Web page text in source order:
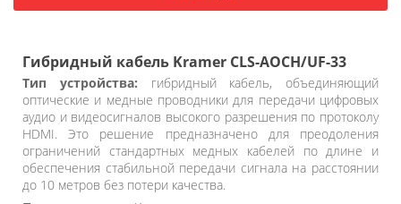
Гибридный кабель Kramer CLS-AOCH/UF-33
Тип устройства: гибридный кабель, объединяющий
оптические и медные проводники для передачи цифровых
аудио и видеосигналов высокого разрешения по протоколу
HDMI. Это решение предназначено для преодоления
ограничений стандартных медных кабелей по длине и
обеспечения стабильной передачи сигнала на расстоянии
до 10 метров без потери качества.